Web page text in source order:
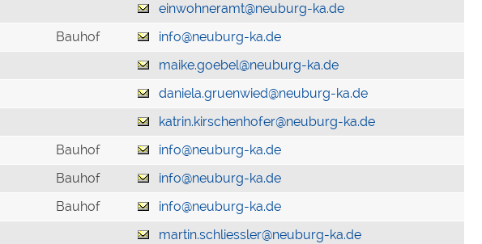
einwohneramt@neuburg-ka.de
Bauhof
info@neuburg-ka.de
maike.goebel@neuburg-ka.de
daniela.gruenwied@neuburg-ka.de
katrin.kirschenhofer@neuburg-ka.de
Bauhof
info@neuburg-ka.de
Bauhof
info@neuburg-ka.de
Bauhof
info@neuburg-ka.de
martin.schliessler@neuburg-ka.de